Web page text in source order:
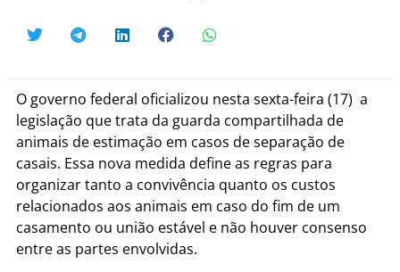
O governo federal oficializou nesta sexta-feira (17) a
legislação que trata da guarda compartilhada de
animais de estimação em casos de separação de
casais. Essa nova medida define as regras para
organizar tanto a convivência quanto os custos
relacionados aos animais em caso do fim de um
casamento ou união estável e não houver consenso
entre as partes envolvidas.